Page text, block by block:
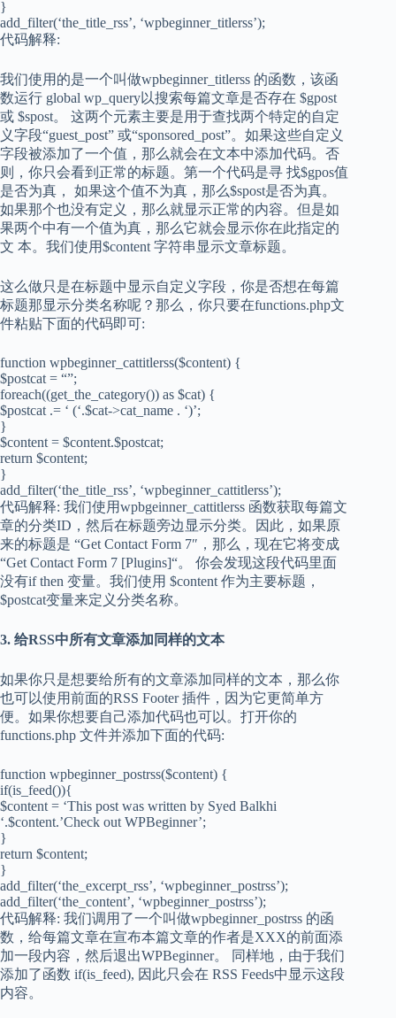
}
add_filter(‘the_title_rss’, ‘wpbeginner_titlerss’);
代码解释:
我们使用的是一个叫做wpbeginner_titlerss 的函数，该函
数运行 global wp_query以搜索每篇文章是否存在 $gpost
或 $spost。 这两个元素主要是用于查找两个特定的自定
义字段“guest_post” 或“sponsored_post”。如果这些自定义
字段被添加了一个值，那么就会在文本中添加代码。否
则，你只会看到正常的标题。第一个代码是寻 找$gpos值
是否为真， 如果这个值不为真，那么$spost是否为真。
如果那个也没有定义，那么就显示正常的内容。但是如
果两个中有一个值为真，那么它就会显示你在此指定的
文 本。我们使用$content 字符串显示文章标题。
这么做只是在标题中显示自定义字段，你是否想在每篇
标题那显示分类名称呢？那么，你只要在functions.php文
件粘贴下面的代码即可:
function wpbeginner_cattitlerss($content) {
$postcat = “”;
foreach((get_the_category()) as $cat) {
$postcat .= ‘ (‘.$cat->cat_name . ‘)’;
}
$content = $content.$postcat;
return $content;
}
add_filter(‘the_title_rss’, ‘wpbeginner_cattitlerss’);
代码解释: 我们使用wpbgeinner_cattitlerss 函数获取每篇文
章的分类ID，然后在标题旁边显示分类。因此，如果原
来的标题是 “Get Contact Form 7″，那么，现在它将变成
“Get Contact Form 7 [Plugins]“。 你会发现这段代码里面
没有if then 变量。我们使用 $content 作为主要标题，
$postcat变量来定义分类名称。
3. 给RSS中所有文章添加同样的文本
如果你只是想要给所有的文章添加同样的文本，那么你
也可以使用前面的RSS Footer 插件，因为它更简单方
便。如果你想要自己添加代码也可以。打开你的
functions.php 文件并添加下面的代码:
function wpbeginner_postrss($content) {
if(is_feed()){
$content = ‘This post was written by Syed Balkhi
‘.$content.’Check out WPBeginner’;
}
return $content;
}
add_filter(‘the_excerpt_rss’, ‘wpbeginner_postrss’);
add_filter(‘the_content’, ‘wpbeginner_postrss’);
代码解释: 我们调用了一个叫做wpbeginner_postrss 的函
数，给每篇文章在宣布本篇文章的作者是XXX的前面添
加一段内容，然后退出WPBeginner。 同样地，由于我们
添加了函数 if(is_feed), 因此只会在 RSS Feeds中显示这段
内容。